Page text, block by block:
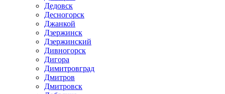
Дедовск
Десногорск
Джанкой
Дзержинск
Дзержинский
Дивногорск
Дигора
Димитровград
Дмитров
Дмитровск